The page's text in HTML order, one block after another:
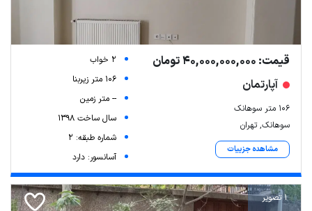
قیمت: 40,000,000,000 تومان
آپارتمان
۱۰۶ متر سوهانک
سوهانک, تهران
مشاهده جزییات
2 خواب
106 متر زیربنا
-- متر زمین
سال ساخت 1398
شماره طبقه: 2
آسانسور: دارد
1 تصویر